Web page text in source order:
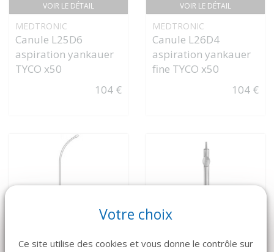
VOIR LE DÉTAIL
MEDTRONIC
Canule L25D6
aspiration yankauer
TYCO x50
104 €
VOIR LE DÉTAIL
MEDTRONIC
Canule L26D4
aspiration yankauer
fine TYCO x50
104 €
Votre choix
Ce site utilise des cookies et vous donne le contrôle sur